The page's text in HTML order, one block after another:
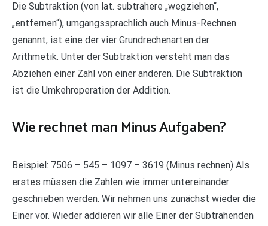
Die Subtraktion (von lat. subtrahere „wegziehen“,
„entfernen“), umgangssprachlich auch Minus-Rechnen
genannt, ist eine der vier Grundrechenarten der
Arithmetik. Unter der Subtraktion versteht man das
Abziehen einer Zahl von einer anderen. Die Subtraktion
ist die Umkehroperation der Addition.
Wie rechnet man Minus Aufgaben?
Beispiel: 7506 – 545 – 1097 – 3619 (Minus rechnen) Als
erstes müssen die Zahlen wie immer untereinander
geschrieben werden. Wir nehmen uns zunächst wieder die
Einer vor. Wieder addieren wir alle Einer der Subtrahenden